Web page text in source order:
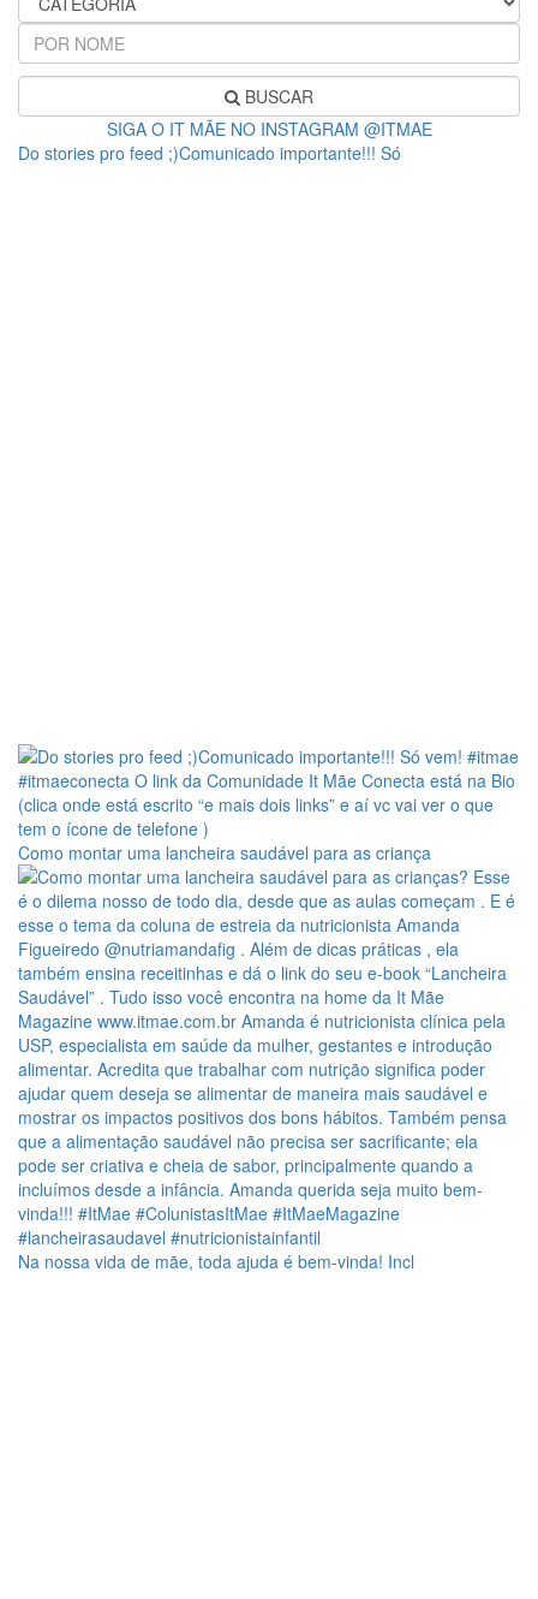
BUSCAR
SIGA O IT MÃE NO INSTAGRAM @ITMAE
Do stories pro feed ;)Comunicado importante!!! Só
Como montar uma lancheira saudável para as criança
Na nossa vida de mãe, toda ajuda é bem-vinda! Incl